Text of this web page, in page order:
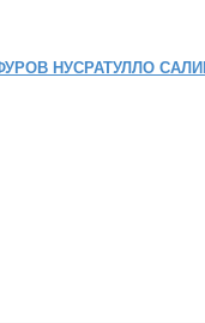
НУСРАТУЛЛО